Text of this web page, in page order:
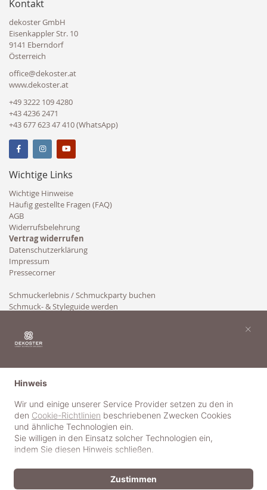
Kontakt
dekoster GmbH
Eisenkappler Str. 10
9141 Eberndorf
Österreich
office@dekoster.at
www.dekoster.at
+49 3222 109 4280
+43 4236 2471
+43 677 623 47 410 (WhatsApp)
Wichtige Links
Wichtige Hinweise
Häufig gestellte Fragen (FAQ)
AGB
Widerrufsbelehrung
Vertrag widerrufen
Datenschutzerklärung
Impressum
Pressecorner
Schmuckerlebnis / Schmuckparty buchen
Schmuck- & Styleguide werden
Hinweis
Wir und einige unserer Service Provider setzen zu den in
den Cookie-Richtlinien beschriebenen Zwecken Cookies
und ähnliche Technologien ein.
Sie willigen in den Einsatz solcher Technologien ein,
indem Sie diesen Hinweis schließen.
Zustimmen
×